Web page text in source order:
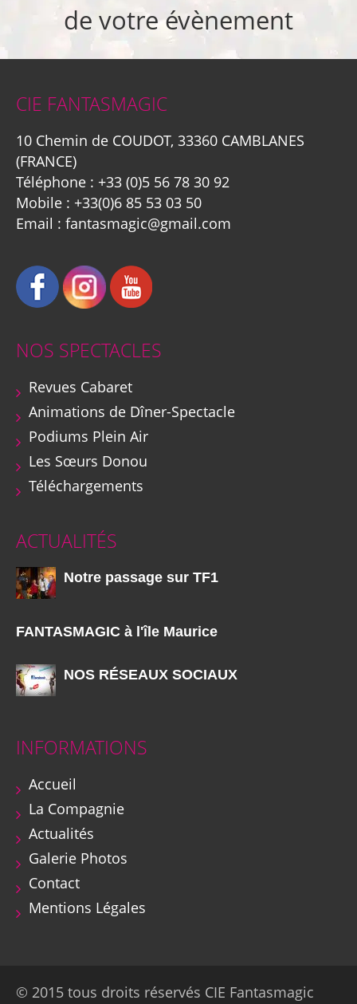
de votre évènement
CIE FANTASMAGIC
10 Chemin de COUDOT, 33360 CAMBLANES
(FRANCE)
Téléphone : +33 (0)5 56 78 30 92
Mobile : +33(0)6 85 53 03 50
Email : fantasmagic@gmail.com
NOS SPECTACLES
Revues Cabaret
Animations de Dîner-Spectacle
Podiums Plein Air
Les Sœurs Donou
Téléchargements
ACTUALITÉS
Notre passage sur TF1
FANTASMAGIC à l'île Maurice
NOS RÉSEAUX SOCIAUX
INFORMATIONS
Accueil
La Compagnie
Actualités
Galerie Photos
Contact
Mentions Légales
© 2015 tous droits réservés CIE Fantasmagic